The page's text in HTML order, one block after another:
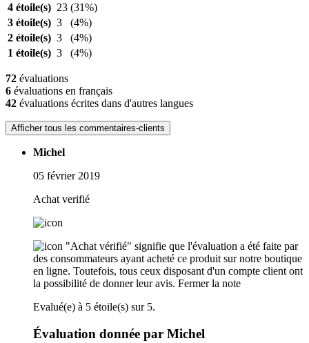
4 étoile(s) 23 (31%)
3 étoile(s) 3
(4%)
2 étoile(s) 3
(4%)
1 étoile(s) 3 (4%)
72 évaluations
6 évaluations en français
42 évaluations écrites dans d'autres langues
Afficher tous les commentaires-clients
Michel
05 février 2019
Achat verifié
"Achat vérifié" signifie que l'évaluation a été faite par
des consommateurs ayant acheté ce produit sur notre boutique
en ligne. Toutefois, tous ceux disposant d'un compte client ont
la possibilité de donner leur avis. Fermer la note
Evalué(e) à 5 étoile(s) sur 5.
Évaluation donnée par Michel